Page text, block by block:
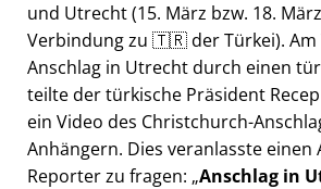
und Utrecht (15. März bzw. 18.
Verbindung zu 🇹🇷 der Türkei). Am
Anschlag in Utrecht durch einen
teilte der türkische Präsident
ein Video des Christchurch-
Anhängern. Dies veranlasste einen
Reporter zu fragen: Anschlag in